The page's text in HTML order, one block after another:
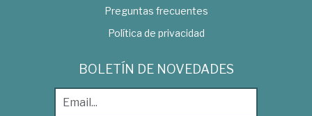
Preguntas frecuentes
Política de privacidad
BOLETÍN DE NOVEDADES